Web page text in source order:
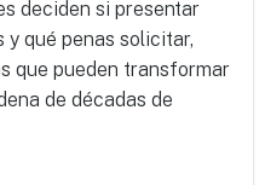
deciden si presentar
qué penas solicitar,
que pueden transformar
de décadas de